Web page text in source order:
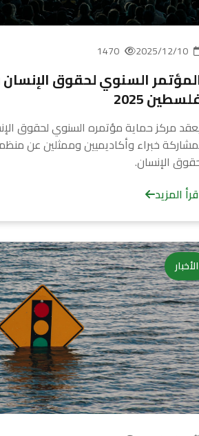
السنوي لحقوق
2025
مركز حماية مؤتمره السنوي لحقوق
خبراء وأكاديميين وممثلين عن
الإنسان.
المزيد
الأخبار